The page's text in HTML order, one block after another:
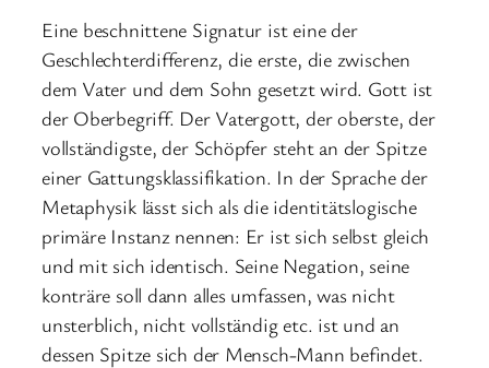
Eine beschnittene Signatur ist eine der
Geschlechterdifferenz, die erste, die zwischen
dem Vater und dem Sohn gesetzt wird. Gott ist
der Oberbegriff. Der Vatergott, der oberste, der
vollständigste, der Schöpfer steht an der Spitze
einer Gattungsklassifikation. In der Sprache der
Metaphysik lässt sich als die identitätslogische
primäre Instanz nennen: Er ist sich selbst gleich
und mit sich identisch. Seine Negation, seine
konträre soll dann alles umfassen, was nicht
unsterblich, nicht vollständig etc. ist und an
dessen Spitze sich der Mensch-Mann befindet.